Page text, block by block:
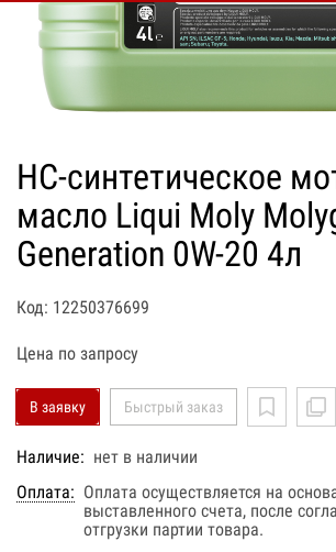
НС-синтетическое
масло Liqui Moly
Generation 0W-20 4л
Код: 12250376699
Цена по запросу
В заявку Быстрый заказ
Наличие: нет в наличии
Оплата: Оплата осуществляется на
выставленного счета, после
отгрузки партии товара.